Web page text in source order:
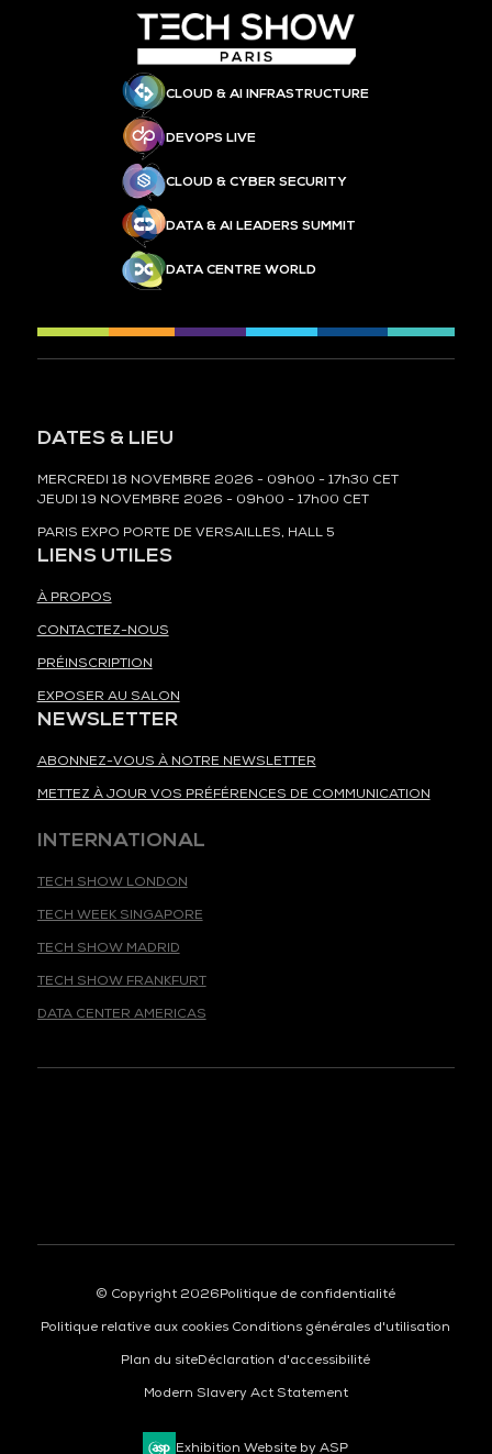
CLOUD & AI INFRASTRUCTURE
DEVOPS LIVE
CLOUD & CYBER SECURITY
DATA & AI LEADERS SUMMIT
DATA CENTRE WORLD
DATES & LIEU
MERCREDI 18 NOVEMBRE 2026 - 09h00 - 17h30 CET
JEUDI 19 NOVEMBRE 2026 - 09h00 - 17h00 CET
PARIS EXPO PORTE DE VERSAILLES, HALL 5
LIENS UTILES
À PROPOS
CONTACTEZ-NOUS
PRÉINSCRIPTION
EXPOSER AU SALON
NEWSLETTER
ABONNEZ-VOUS À NOTRE NEWSLETTER
METTEZ À JOUR VOS PRÉFÉRENCES DE COMMUNICATION
© Copyright 2026Politique de confidentialité
Politique relative aux cookies Conditions générales d'utilisation
Plan du siteDéclaration d'accessibilité
Modern Slavery Act Statement
Exhibition Website by ASP